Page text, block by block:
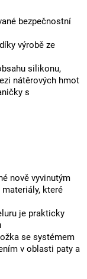
bezpečnostní
výrobě ze
silikonu,
nátěrových hmot
s
nově vyvinutým
které
je prakticky
se systémem
v oblasti paty a